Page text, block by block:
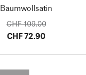
Baumwollsatin
CHF 109.00
CHF 72.90